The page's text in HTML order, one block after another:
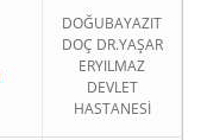
DOĞUBAYAZIT
DOÇ DR.YAŞAR
ERYILMAZ
DEVLET
HASTANESİ